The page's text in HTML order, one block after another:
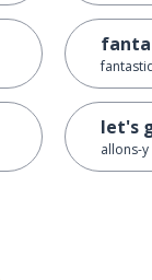
let's
allons-y